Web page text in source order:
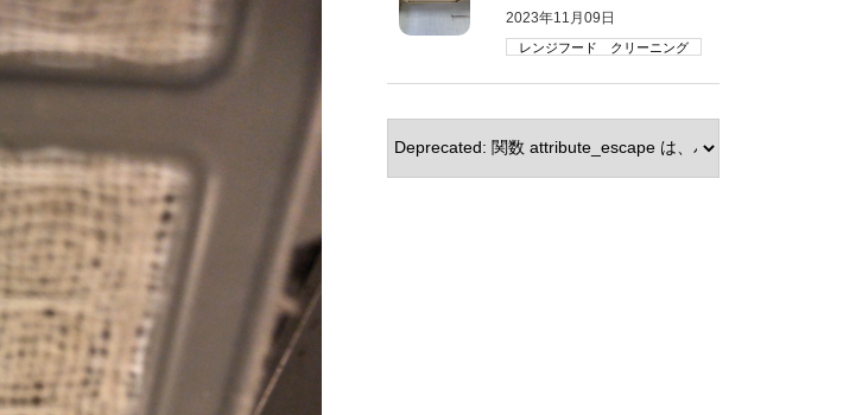
2023年11月09日
レンジフード クリーニング